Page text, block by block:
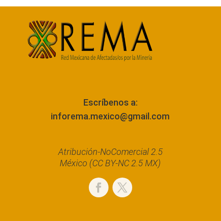
Escríbenos a:
inforema.mexico@gmail.com
Atribución-NoComercial 2.5
México (CC BY-NC 2.5 MX)